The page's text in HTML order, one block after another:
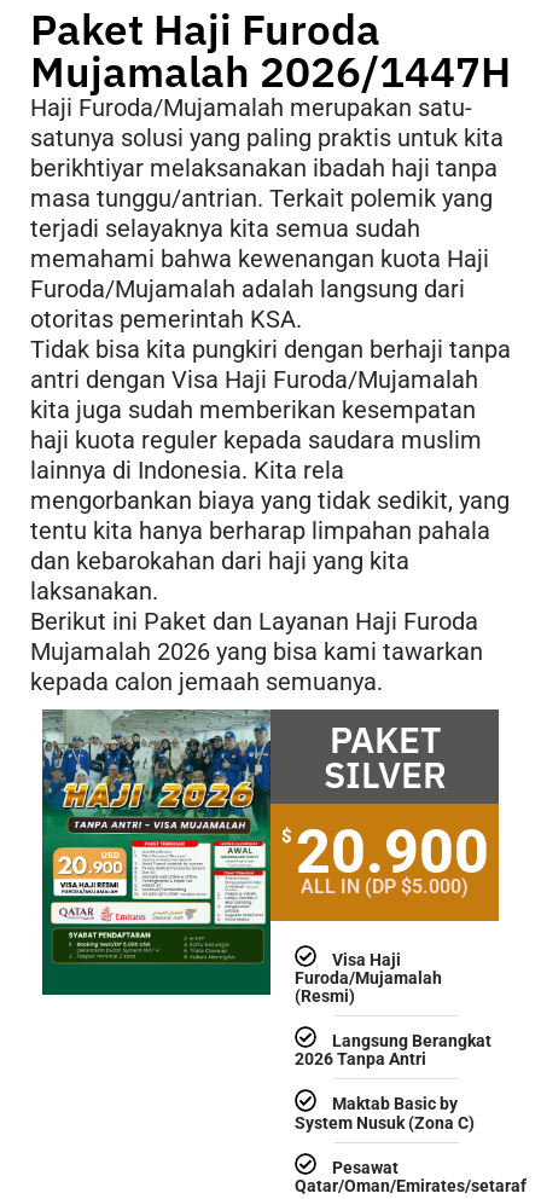
Paket Haji Furoda
Mujamalah 2026/1447H
Haji Furoda/Mujamalah merupakan satu-
satunya solusi yang paling praktis untuk kita
berikhtiyar melaksanakan ibadah haji tanpa
masa tunggu/antrian. Terkait polemik yang
terjadi selayaknya kita semua sudah
memahami bahwa kewenangan kuota Haji
Furoda/Mujamalah adalah langsung dari
otoritas pemerintah KSA.
Tidak bisa kita pungkiri dengan berhaji tanpa
antri dengan Visa Haji Furoda/Mujamalah
kita juga sudah memberikan kesempatan
haji kuota reguler kepada saudara muslim
lainnya di Indonesia. Kita rela
mengorbankan biaya yang tidak sedikit, yang
tentu kita hanya berharap limpahan pahala
dan kebarokahan dari haji yang kita
laksanakan.
Berikut ini Paket dan Layanan Haji Furoda
Mujamalah 2026 yang bisa kami tawarkan
kepada calon jemaah semuanya.
PAKET
SILVER
$ 20.900
ALL IN (DP $5.000)
Visa Haji
Furoda/Mujamalah
(Resmi)
Langsung Berangkat
2026 Tanpa Antri
Maktab Basic by
System Nusuk (Zona C)
Pesawat
Qatar/Oman/Emirates/setaraf